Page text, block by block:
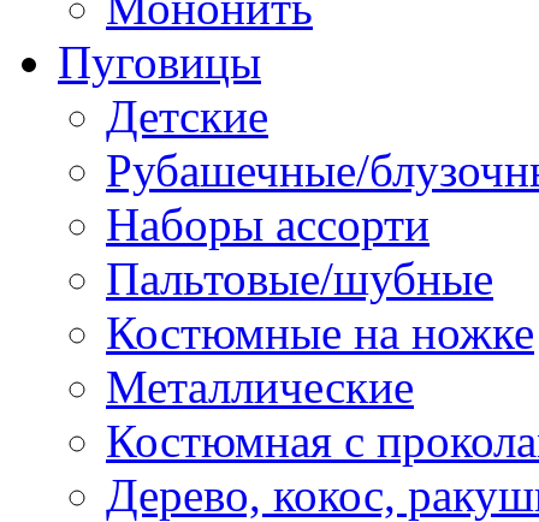
Пуговицы
Детские
Рубашечные/
Наборы ассорти
Пальтовые/шубные
Костюмные на ножке
Металлические
Костюмная с
Дерево, кокос,